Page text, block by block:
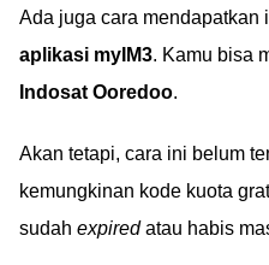
Ada juga cara mendapatkan
aplikasi myIM3. Kamu bisa
Indosat Ooredoo.
Akan tetapi, cara ini belum
kemungkinan kode kuota
sudah expiredatau habis